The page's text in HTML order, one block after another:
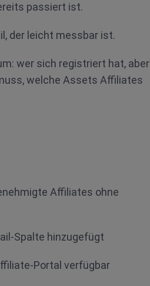
passiert ist.
der leicht messbar ist.
wer sich registriert hat, aber
welche Assets Affiliates
Affiliates ohne
Spalte hinzugefügt
Portal verfügbar